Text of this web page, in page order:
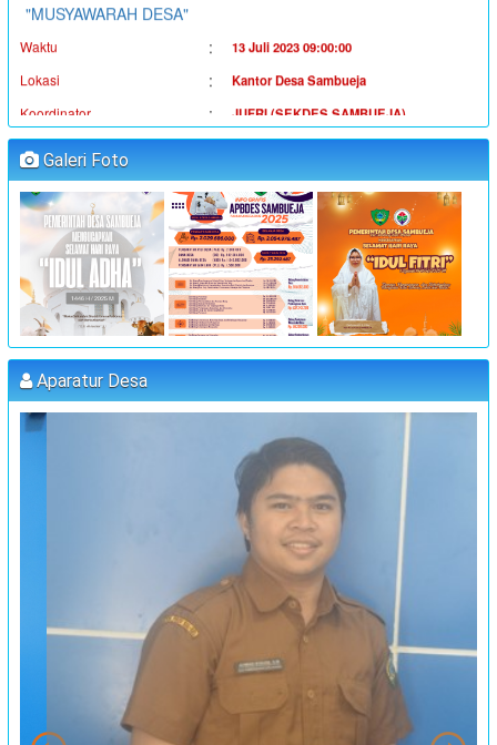
Lokasi
Koordinator : JUFRI (SEKDES SAMBUEJA)
Waktu : 14 Juli 2023 09:00:00
Lokasi
Koordinator : JUFRI (SEKDES SAMBUEJA)
"MUSYAWARAH DESA"
Waktu : 25 Juli 2023 09:00:00
Lokasi : Kantor Desa Sambueja
Koordinator : MUHAMMAD AGUS, S.Pd (kETUA BPD)
PELATIHAN FORUM DISABILITAS T.A 2023
Waktu
Kantor Desa Sambueja
JUFRI (SEKDES SAMBUEJA)
20 September 2023 13:00:00
Kantor Desa Sambueja
Koordinator
"MUSYAWARAH DESA"
: 25 September 2023 13:00:00
Galeri Foto
Aparatur Desa